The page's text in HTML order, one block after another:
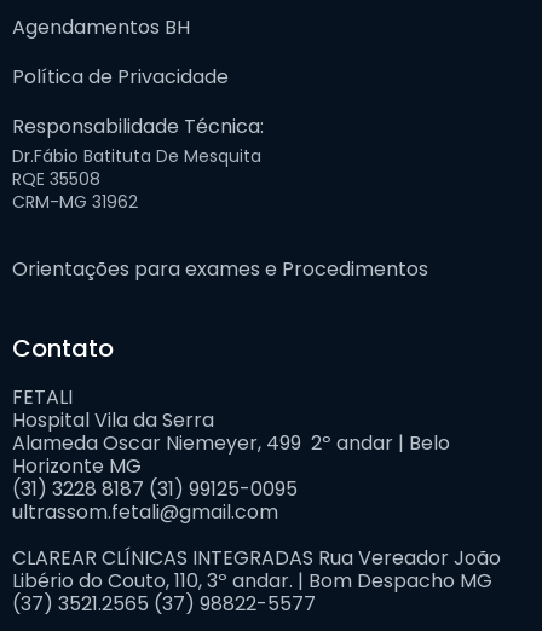
Agendamentos BH
Política de Privacidade
Responsabilidade Técnica:
Dr.Fábio Batituta De Mesquita
RQE 35508
CRM-MG 31962
Orientações para exames e Procedimentos
Contato
FETALI⠀⠀
Hospital Vila da Serra⠀
Alameda Oscar Niemeyer, 499 2º andar | Belo
Horizonte MG⠀
(31) 3228 8187 (31) 99125-0095⠀
ultrassom.fetali@gmail.com
CLAREAR CLÍNICAS INTEGRADAS Rua Vereador João
Libério do Couto, 110, 3º andar. | Bom Despacho MG⠀
(37) 3521.2565 (37) 98822-5577 ⠀